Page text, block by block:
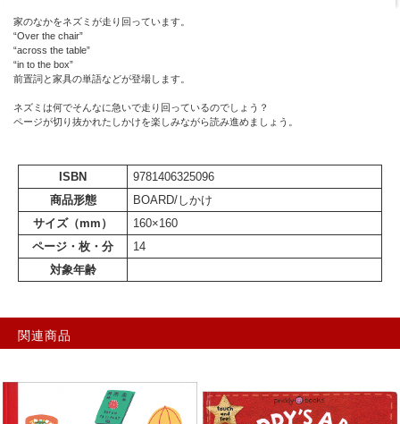
家のなかをネズミが走り回っています。
“Over the chair”
“across the table”
“in to the box”
前置詞と家具の単語などが登場します。
ネズミは何でそんなに急いで走り回っているのでしょう？
ページが切り抜かれたしかけを楽しみながら読み進めましょう。
ISBN
9781406325096
商品形態
BOARD/しかけ
サイズ（mm）
160×160
ページ・枚・分
14
対象年齢
関連商品